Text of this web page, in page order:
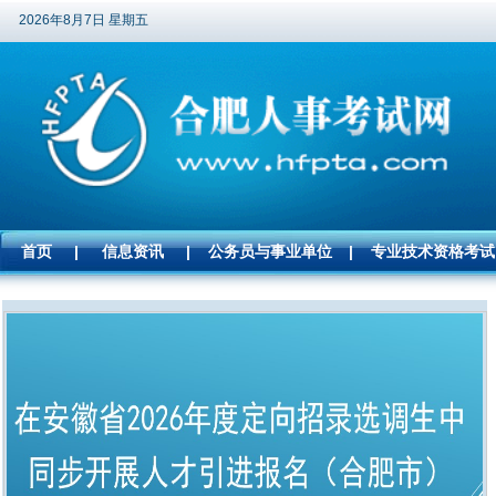
2026年8月7日 星期五
首页 | 信息资讯 | 公务员与事业单位 | 专业技术资格考试